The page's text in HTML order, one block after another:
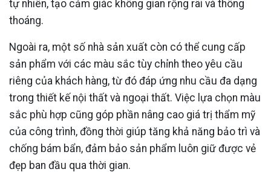
tự nhiên, tạo cảm giác không gian rộng rãi và thông
thoáng.
Ngoài ra, một số nhà sản xuất còn có thể cung cấp
sản phẩm với các màu sắc tùy chỉnh theo yêu cầu
riêng của khách hàng, từ đó đáp ứng nhu cầu đa dạng
trong thiết kế nội thất và ngoại thất. Việc lựa chọn màu
sắc phù hợp cũng góp phần nâng cao giá trị thẩm mỹ
của công trình, đồng thời giúp tăng khả năng bảo trì và
chống bám bẩn, đảm bảo sản phẩm luôn giữ được vẻ
đẹp ban đầu qua thời gian.